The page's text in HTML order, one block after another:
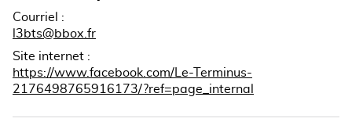
Courriel
:
l3bts@bbox.fr
Site internet :
https://www.facebook.com/Le-Terminus-
2176498765916173/?ref=page_internal